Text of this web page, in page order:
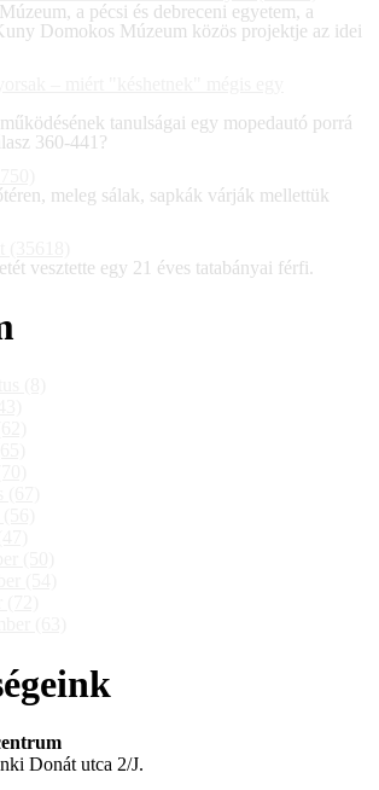
a pécsi és debreceni egyetem, a
Domokos Múzeum közös projektje az idei
tanulságai egy mopedautó porrá
360-441?
meleg sálak, sapkák várják mellettük
vesztette egy 21 éves tatabányai férfi.
Donát utca 2/J.